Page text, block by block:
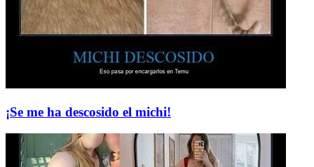
¡Se me ha descosido el michi!